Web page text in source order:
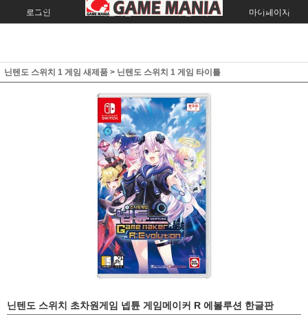
로그인 회원가입 주문조회 마이페이지
닌텐도 스위치 1 게임 새제품 > 닌텐도 스위치 1 게임 타이틀
닌텐도 스위치 초차원게임 넵튠 게임메이커 R 에볼루션 한글판